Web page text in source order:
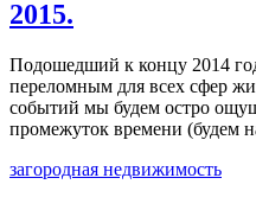
2015.
Подошедший к концу 2014
переломным для всех сфер
событий мы будем остро
промежуток времени (будем
загородная недвижимость